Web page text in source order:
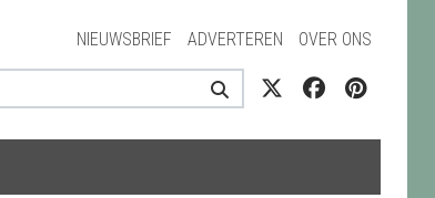
NIEUWSBRIEF ADVERTEREN OVER ONS